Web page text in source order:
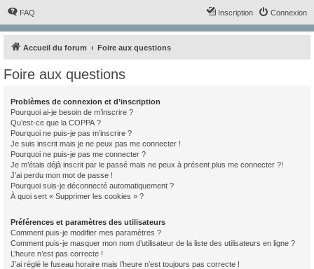
FAQ Connexion
Inscription
Accueil du forum Foire aux questions
Foire aux questions
Problèmes de connexion et d’inscription
Pourquoi ai-je besoin de m’inscrire ?
Qu’est-ce que la COPPA ?
Pourquoi ne puis-je pas m’inscrire ?
Je suis inscrit mais je ne peux pas me connecter !
Pourquoi ne puis-je pas me connecter ?
Je m’étais déjà inscrit par le passé mais ne peux à présent plus me connecter ?!
J’ai perdu mon mot de passe !
Pourquoi suis-je déconnecté automatiquement ?
À quoi sert « Supprimer les cookies » ?
Préférences et paramètres des utilisateurs
Comment puis-je modifier mes paramètres ?
Comment puis-je masquer mon nom d’utilisateur de la liste des utilisateurs en ligne ?
L’heure n’est pas correcte !
J’ai réglé le fuseau horaire mais l’heure n’est toujours pas correcte !